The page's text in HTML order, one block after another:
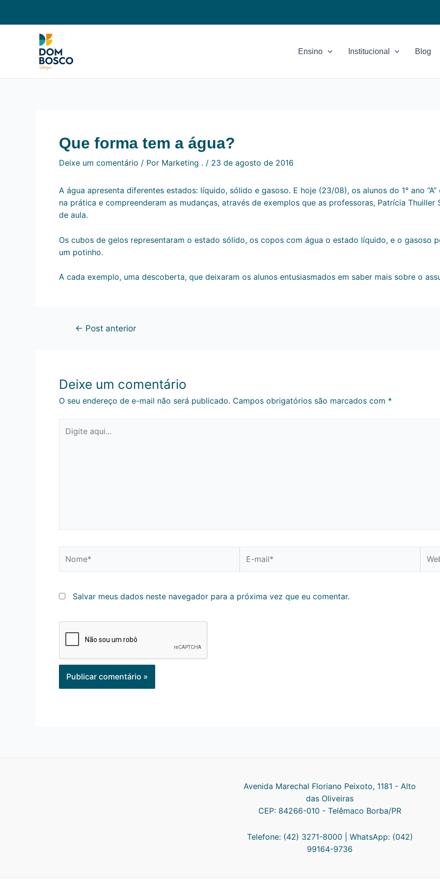
Ensino Institucional Blog
Que forma tem a água?
Deixe um comentário / Por Marketing . / 23 de agosto de 2016
A água apresenta diferentes estados: líquido, sólido e gasoso. E hoje (23/08), os alunos do 1° ano “A”
na prática e compreenderam as mudanças, através de exemplos que as professoras, Patrícia Thuiller
de aula.
Os cubos de gelos representaram o estado sólido, os copos com água o estado líquido, e o gasoso
um potinho.
A cada exemplo, uma descoberta, que deixaram os alunos entusiasmados em saber mais sobre o
← Post anterior
Deixe um comentário
O seu endereço de e-mail não será publicado. Campos obrigatórios são marcados com *
aqui...
mail*
Salvar meus dados neste navegador para a próxima vez que eu comentar.
Avenida Marechal Floriano Peixoto, 1181 - Alto
das Oliveiras
CEP: 84266-010 - Telêmaco Borba/PR
Telefone: (42) 3271-8000 | WhatsApp: (042)
99164-9736